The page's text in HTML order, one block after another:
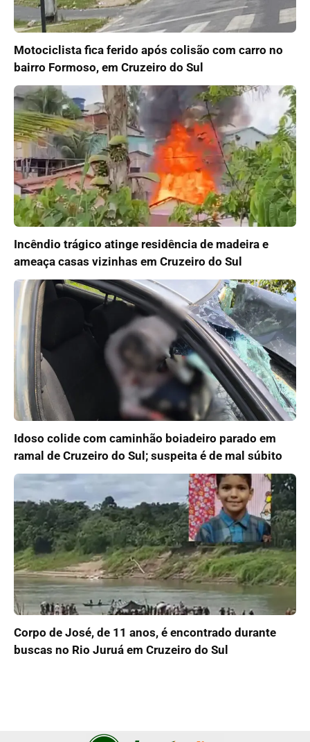
Motociclista fica ferido após colisão com carro no
bairro Formoso, em Cruzeiro do Sul
Incêndio trágico atinge residência de madeira e
ameaça casas vizinhas em Cruzeiro do Sul
Idoso colide com caminhão boiadeiro parado em
ramal de Cruzeiro do Sul; suspeita é de mal súbito
Corpo de José, de 11 anos, é encontrado durante
buscas no Rio Juruá em Cruzeiro do Sul